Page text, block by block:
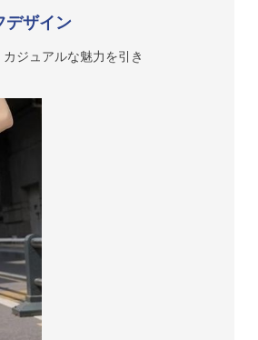
デザイン
ジュアルな魅力を引き